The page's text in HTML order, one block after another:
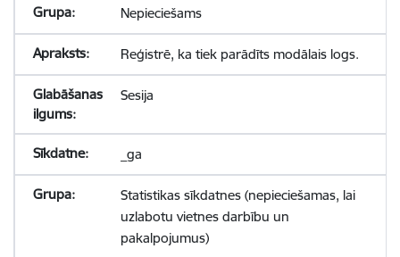
Nepieciešams
Reģistrē, ka tiek parādīts modālais logs.
Sesija
_ga
Statistikas sīkdatnes (nepieciešamas, lai
uzlabotu vietnes darbību un
pakalpojumus)